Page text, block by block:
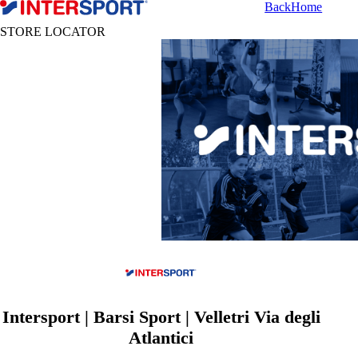
BackHome
STORE LOCATOR
Intersport | Barsi Sport | Velletri Via degli
Atlantici